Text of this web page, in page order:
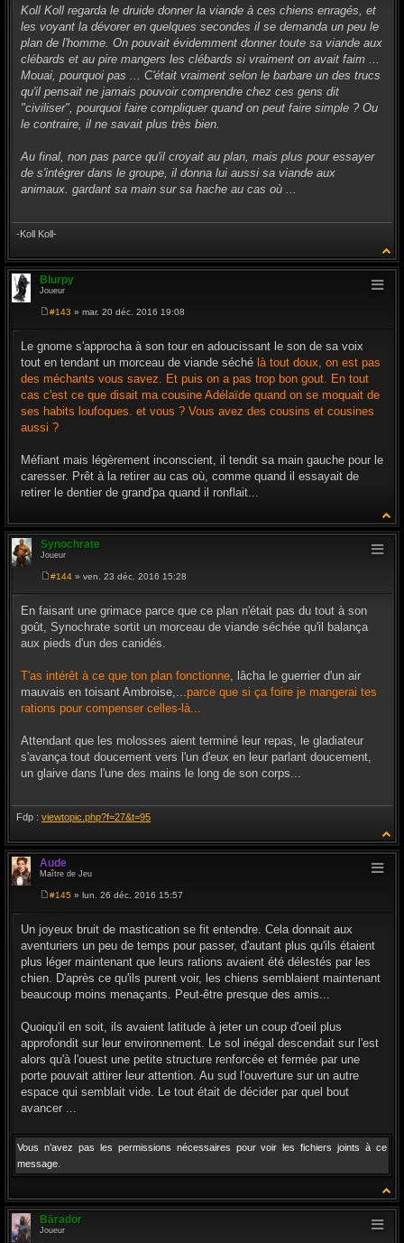
s
s
a
e
Koll Koll regarda le druide donner la viande à ces chiens enragés, et
les voyant la dévorer en quelques secondes il se demanda un peu le
plan de l'homme. On pouvait évidemment donner toute sa viande aux
clébards et au pire mangers les clébards si vraiment on avait faim ...
Mouai, pourquoi pas ... C'était vraiment selon le barbare un des trucs
qu'il pensait ne jamais pouvoir comprendre chez ces gens dit
"civiliser", pourquoi faire compliquer quand on peut faire simple ? Ou
le contraire, il ne savait plus très bien.
Au final, non pas parce qu'il croyait au plan, mais plus pour essayer
de s'intégrer dans le groupe, il donna lui aussi sa viande aux
animaux. gardant sa main sur sa hache au cas où ...
-Koll Koll-
Blurpy
Joueur
s
a
e
#143 » mar. 20 déc. 2016 19:08
Le gnome s'approcha à son tour en adoucissant le son de sa voix
tout en tendant un morceau de viande séché là tout doux, on est pas
des méchants vous savez. Et puis on a pas trop bon gout. En tout
cas c'est ce que disait ma cousine Adélaïde quand on se moquait de
ses habits loufoques. et vous ? Vous avez des cousins et cousines
aussi ?
Méfiant mais légèrement inconscient, il tendit sa main gauche pour le
caresser. Prêt à la retirer au cas où, comme quand il essayait de
retirer le dentier de grand'pa quand il ronflait...
Synochrate
Joueur
s
s
a
g
e
#144» ven. 23 déc. 2016 15:28
En faisant une grimace parce que ce plan n'était pas du tout à son
goût, Synochrate sortit un morceau de viande séchée qu'il balança
aux pieds d'un des canidés.
T'as intérêt à ce que ton plan fonctionne , lâcha le guerrier d'un air
mauvais en toisant Ambroise,... parce que si ça foire je mangerai tes
rations pour compenser celles-là...
Attendant que les molosses aient terminé leur repas, le gladiateur
s'avança tout doucement vers l'un d'eux en leur parlant doucement,
un glaive dans l'une des mains le long de son corps...
Fdp : viewtopic.php?f=27&t=95
Aude
Maître de Jeu
s
a
g
e
#145 » lun. 26 déc. 2016 15:57
Un joyeux bruit de mastication se fit entendre. Cela donnait aux
aventuriers un peu de temps pour passer, d'autant plus qu'ils étaient
plus léger maintenant que leurs rations avaient été délestés par les
chien. D'après ce qu'ils purent voir, les chiens semblaient maintenant
beaucoup moins menaçants. Peut-être presque des amis...
Quoiqu'il en soit, ils avaient latitude à jeter un coup d'oeil plus
approfondit sur leur environnement. Le sol inégal descendait sur l'est
alors qu'à l'ouest une petite structure renforcée et fermée par une
porte pouvait attirer leur attention. Au sud l'ouverture sur un autre
espace qui semblait vide. Le tout était de décider par quel bout
avancer ...
Vous n’avez pas les permissions nécessaires pour voir les fichiers joints à ce
message.
Bärador
Joueur